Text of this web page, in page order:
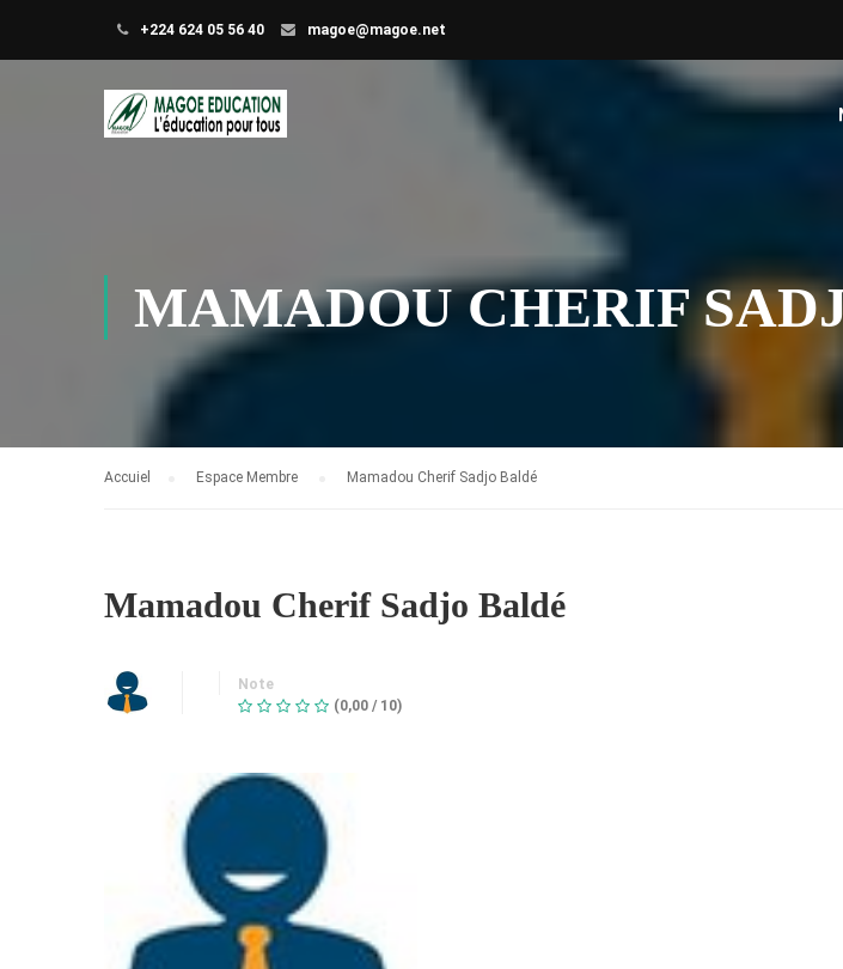
+224 624 05 56 40 magoe@magoe.net
MAMADOU CHERIF
Accuiel Espace Membre Mamadou Cherif Sadjo Baldé
Mamadou Cherif Sadjo Baldé
Note
(0,00 / 10)